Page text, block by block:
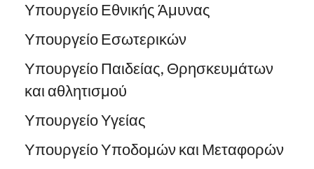
Υπουργείο Εθνικής Άμυνας
Υπουργείο Εσωτερικών
Υπουργείο Παιδείας, Θρησκευμάτων
και αθλητισμού
Υπουργείο Υγείας
Υπουργείο Υποδομών και Μεταφορών